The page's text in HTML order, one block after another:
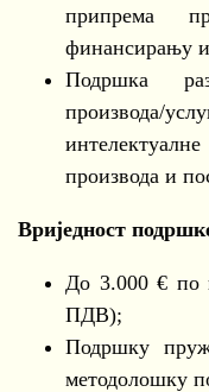
припрема
финансирању
Подршка
производа/
производа и
Вриједност
До 3.000 € по
ПДВ);
Подршку
методолошку